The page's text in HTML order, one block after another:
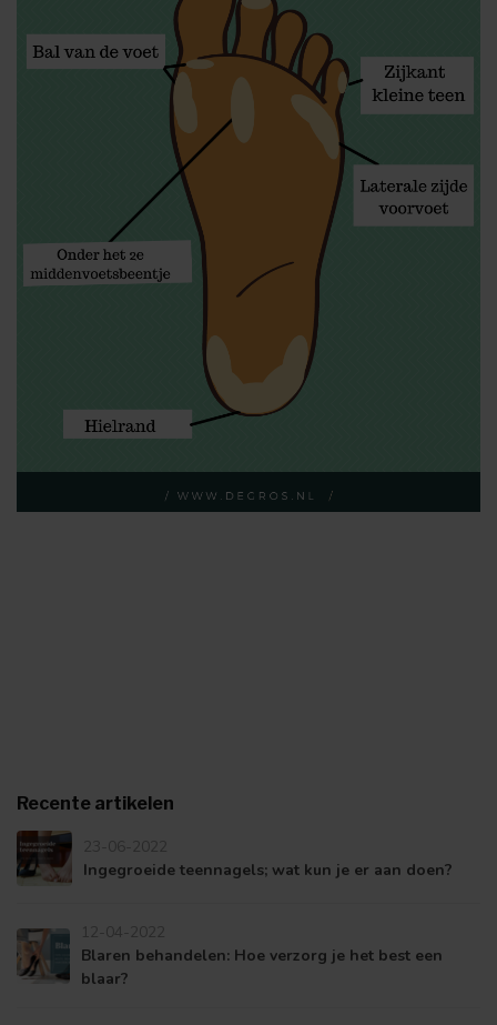
Recente artikelen
23-06-2022
Ingegroeide teennagels; wat kun je er aan doen?
12-04-2022
Blaren behandelen: Hoe verzorg je het best een
blaar?